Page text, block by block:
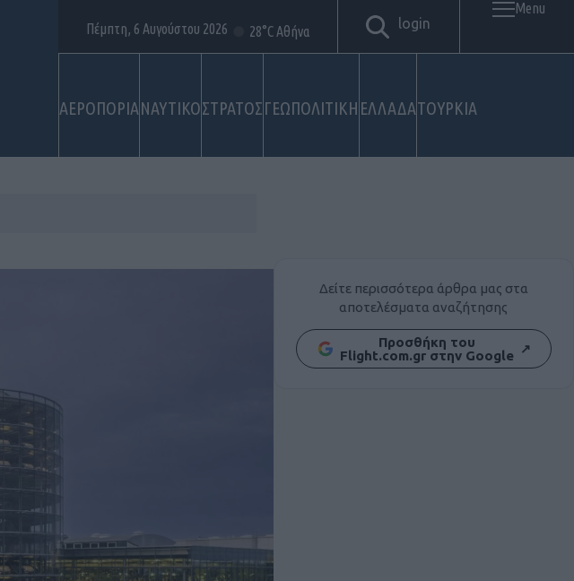
ΑΕΡΟΠΟΡΙΑΝΑΥΤΙΚΟΣΤΡΑΤΟΣΓΕΩΠΟΛΙΤΙΚΗ ΕΛΛΑΔΑΤΟΥΡΚΙΑ
Πέμπτη, 6 Αυγούστου 2026 28°C Αθήνα login
Menu
Δείτε περισσότερα άρθρα μας στα
αποτελέσματα αναζήτησης
Προσθήκη του
Flight.com.gr στην Google ↗